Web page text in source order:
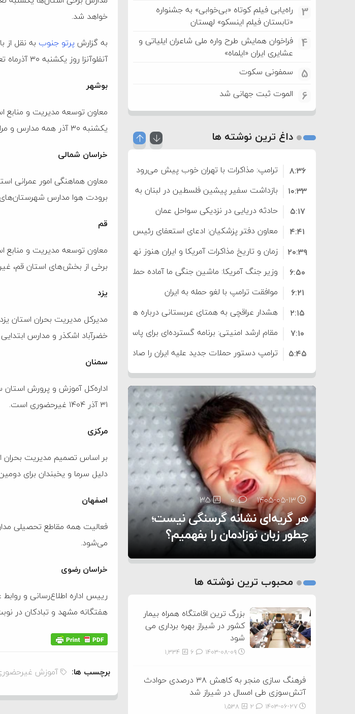
خواهد شد.
به گزارش پرتو جنوب به نقل از
آنفلوآنزا روز یکشنبه ۳۰ آذرماه تعطیل شد و آموزش در بستر فضای مجازی انجام می‌شود.
بوشهر
معاون توسعه مدیریت و منابع
یکشنبه ۳۰ آذر همه مدارس و مراکز آموزشی به حالت غیرحضوری و ادارات دولتی با رویکرد دورکاری اداره خواهند شد.
خراسان شمالی
معاون هماهنگی امور عمرانی
برودت هوا مدارس شهرستان‌های بجنورد، راز و
قم
برخی از بخش‌های استان قم،
یزد
مدیرکل مدیریت بحران استان
خضرآباد اشکذر و مدارس
سمنان
اداره‌کل آموزش و پرورش
۳۱ آذر ۱۴۰۴ غیرحضوری است.
مرکزی
دلیل سرما و یخبندان برای
اصفهان
فعالیت همه مقاطع تحصیلی
می‌شود.
خراسان رضوی
رییس اداره اطلاع‌رسانی و
هفتگانه مشهد و تبادکان در نوبت صبح روز یکشنبه ۳۰
برچسب ها: آموزش
3
راه‌یابی فیلم کوتاه «بی‌خوابی» به جشنواره
«تابستان فیلم اینسکو» لهستان
4
فراخوان همایش طرح واره ملی شاعران ایلیاتی و
عشایری ایران «ایلماه»
5 سمفونی سکوت
6 الموت ثبت جهانی شد
داغ ترین نوشته ها
ترامپ: مذاکرات با تهران خوب پیش می‌رود
۸:۳۶
بازداشت سفیر پیشین فلسطین در لبنان به اتهام فساد و اختلاس اموال
۱۰:۳۳
حادثه دریایی در نزدیکی سواحل عمان
۵:۱۷
معاون دفتر پزشکیان: ادعای استعفای رئیس‌جمهور واهی و کذب محض
است
۴:۴۱
زمان و تاریخ مذاکرات آمریکا و ایران هنوز نهایی نشده است
۲۰:۳۹
وزیر جنگ آمریکا: ماشین جنگی ما آماده حمله نظامی علیه ایران است
۶:۵۰
موافقت ترامپ با لغو حمله به ایران
۶:۲۱
هشدار عراقچی به همتای عربستانی درباره همراهی با آمریکا
۲:۱۵
مقام ارشد امنیتی: برنامه گسترده‌ای برای پاسخ به دیوانگی آمریکا داریم
۷:۱۰
ترامپ دستور حملات جدید علیه ایران را صادر کرد
۵:۴۵
سپاه: دو نفتکش متخلف مورد اصابت قرار گرفته و متوقف شدند
۱۲:۵۹
ترامپ مدعی توافق تاریخی برای خلع سلاح کامل حماس شد
۸:۵۷
اعتراض عراقچی به همتای بلغارستانی به دلیل کمک به آمریکا در حملات به
ایران
۱۶:۱۹
کشورهایی که به متجاوزان کمک می کنند پاسخ سختی خواهند گرفت
۱۰:۱۵
سنتکام پایان تجاوز جدید به ایران را اعلام کرد
۶:۰۵
۱۴۰۵-۰۵-۱۳ 0
35
هر گریه‌ای نشانه گرسنگی نیست؛
چطور زبان نوزادمان را بفهمیم؟
۱۴۰۵-۰۵-۱۲ 0
24
تغذیه پدر می‌تواند بر سلامت نوزاد
تأثیر بگذارد
۱۴۰۵-۰۵-۱۲ 0
11
روی دیگر زندگی
2
محبوب ترین نوشته ها
بزرگ ترین اقامتگاه همراه بیمار
کشور در شیراز بهره برداری می
شود
۱۴۰۳-۰۸-۰۹ 1,334
فرهنگ سازی منجر به کاهش ۳۸ درصدی حوادث
آتش‌سوزی طی امسال در شیراز شد
۱۴۰۳-۰۶-۲۷ 1,538